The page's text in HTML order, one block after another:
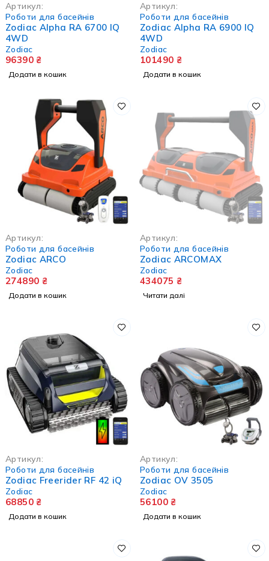
Артикул:
Роботи для басейнів
Zodiac Alpha RA 6700 IQ
4WD
Zodiac
96390₴
Додати в кошик
Артикул:
Роботи для басейнів
Zodiac Alpha RA 6900 IQ
4WD
Zodiac
101490 ₴
Додати в кошик
Артикул:
Роботи для басейнів
Zodiac ARCO
Zodiac
274890 ₴
Додати в кошик
Артикул:
Роботи для басейнів
Zodiac ARCOMAX
Zodiac
434075 ₴
Читати далі
Артикул:
Роботи для басейнів
Zodiac Freerider RF 42 iQ
Zodiac
68850₴
Додати в кошик
Артикул:
Роботи для басейнів
Zodiac OV 3505
Zodiac
56100₴
Додати в кошик